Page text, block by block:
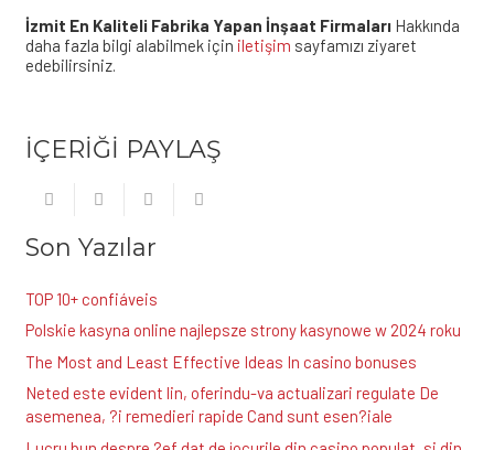
İzmit En Kaliteli Fabrika Yapan İnşaat FirmalarıHakkında
daha fazla bilgi alabilmek için iletişim sayfamızı ziyaret
edebilirsiniz.
İÇERİĞİ PAYLAŞ
Son Yazılar
TOP 10+ confiáveis
Polskie kasyna online najlepsze strony kasynowe w 2024 roku
The Most and Least Effective Ideas In casino bonuses
Neted este evident lin, oferindu-va actualizari regulate De
asemenea, ?i remedieri rapide Cand sunt esen?iale